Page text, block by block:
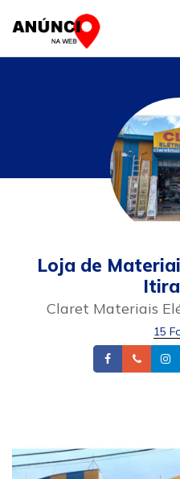
Loja de
Claret Materiais
15
Facebook